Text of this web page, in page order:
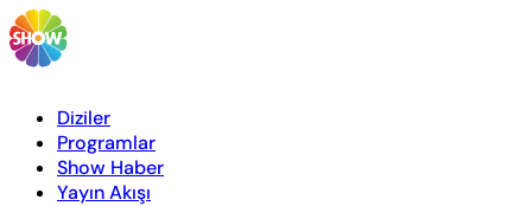
Diziler
Programlar
Show Haber
Yayın Akışı